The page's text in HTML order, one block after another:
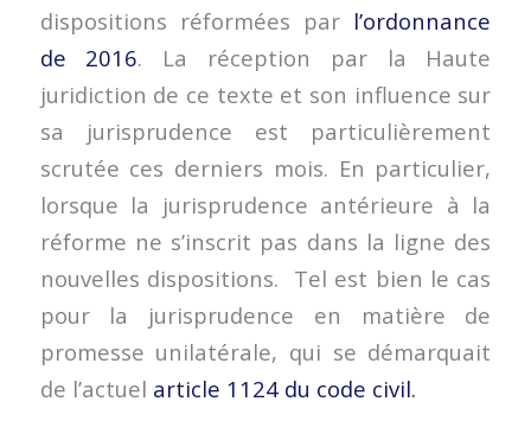
dispositions réformées par l’ordonnance
de 2016. La réception par la Haute
juridiction de ce texte et son influence sur
sa jurisprudence est particulièrement
scrutée ces derniers mois. En particulier,
lorsque la jurisprudence antérieure à la
réforme ne s’inscrit pas dans la ligne des
nouvelles dispositions. Tel est bien le cas
pour la jurisprudence en matière de
promesse unilatérale, qui se démarquait
de l’actuel article 1124 du code civil.